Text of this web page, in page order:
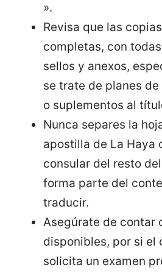
».
Revisa que las
completas, con
sellos y anexos,
se trate de planes
o suplementos al
Nunca separes la
apostilla de La Haya
consular del resto
forma parte del
traducir.
Asegúrate de contar
disponibles, por si el
solicita un examen